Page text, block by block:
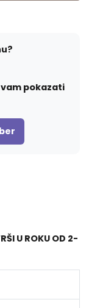
vam pokazati
U ROKU OD 2-